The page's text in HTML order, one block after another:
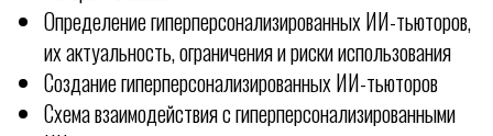
Определение гиперперсонализированных ИИ-тьюторов,
их актуальность, ограничения и риски использования
Создание гиперперсонализированных ИИ-тьюторов
Схема взаимодействия с гиперперсонализированными